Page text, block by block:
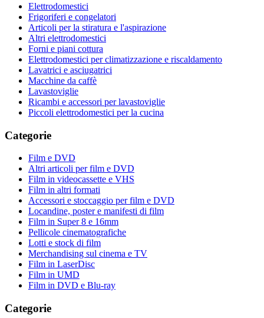
Elettrodomestici
Frigoriferi e congelatori
Articoli per la stiratura e l'aspirazione
Altri elettrodomestici
Forni e piani cottura
Elettrodomestici per climatizzazione e riscaldamento
Lavatrici e asciugatrici
Macchine da caffè
Lavastoviglie
Ricambi e accessori per lavastoviglie
Piccoli elettrodomestici per la cucina
Categorie
Film e DVD
Altri articoli per film e DVD
Film in videocassette e VHS
Film in altri formati
Accessori e stoccaggio per film e DVD
Locandine, poster e manifesti di film
Film in Super 8 e 16mm
Pellicole cinematografiche
Lotti e stock di film
Merchandising sul cinema e TV
Film in LaserDisc
Film in UMD
Film in DVD e Blu-ray
Categorie